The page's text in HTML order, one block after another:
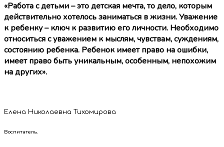
«Работа с детьми – это детская мечта, то дело, которым
действительно хотелось заниматься в жизни. Уважение
к ребенку – ключ к развитию его личности. Необходимо
относиться с уважением к мыслям, чувствам, суждениям,
состоянию ребенка. Ребенок имеет право на ошибки,
имеет право быть уникальным, особенным, непохожим
на других».
Елена Николаевна Тихомирова
Воспитатель.